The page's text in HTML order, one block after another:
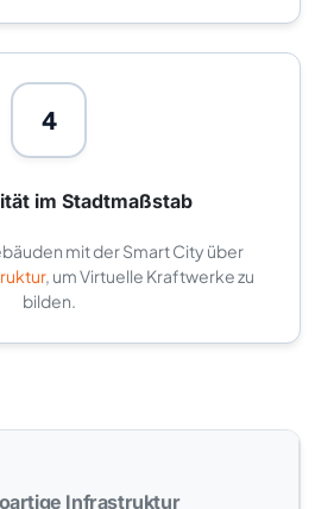
4
im Stadtmaßstab
mit der Smart City über
, um Virtuelle Kraftwerke zu
bilden.
Infrastruktur